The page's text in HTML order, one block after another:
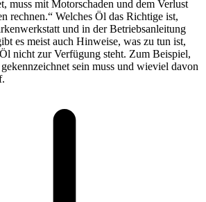
muss mit Motorschaden und dem Verlust
rechnen.“ Welches Öl das Richtige ist,
und in der Betriebsanleitung
es meist auch Hinweise, was zu tun ist,
nicht zur Verfügung steht. Zum Beispiel,
sein muss und wieviel davon